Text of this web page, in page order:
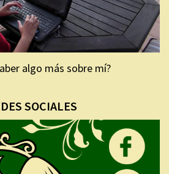
algo más sobre mí?
SOCIALES